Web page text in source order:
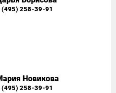
(495) 258-39-91
Новикова
(495) 258-39-91